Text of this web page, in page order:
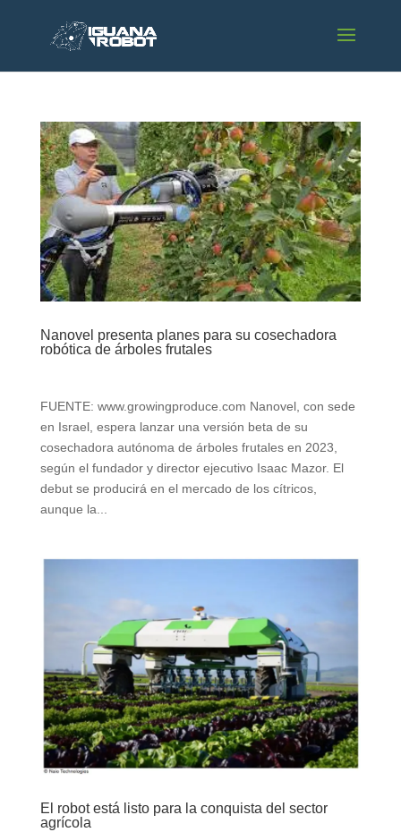
Nanovel presenta planes para su cosechadora
robótica de árboles frutales
FUENTE: www.growingproduce.com Nanovel, con sede
en Israel, espera lanzar una versión beta de su
cosechadora autónoma de árboles frutales en 2023,
según el fundador y director ejecutivo Isaac Mazor. El
debut se producirá en el mercado de los cítricos,
aunque la...
El robot está listo para la conquista del sector
agrícola